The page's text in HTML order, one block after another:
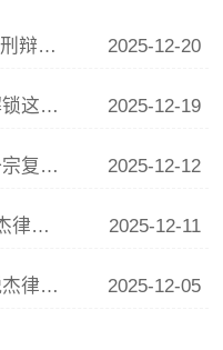
湖南锐杰律师事务所深度参与“刑辩湘军”联训 李青云副主任精析涉“骗”案件辩护要点 2025-12-20
锐杰大讲堂||从专业到品牌：解锁这份律师IP打造指南 2025-12-19
锐杰动态||我所律师成功调解一宗复杂婚姻家庭纠纷 2025-12-12
再添一家！南华大学与湖南锐杰律师事务所共建法学实践教学基地签约揭牌仪式圆满举行 2025-12-11
锐杰月报||最是橙黄橘绿时，锐杰律所11月事记 2025-12-05